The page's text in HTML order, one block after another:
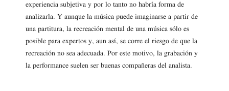
experiencia subjetiva y por lo tanto no habría forma de
analizarla. Y aunque la música puede imaginarse a partir de
una partitura, la recreación mental de una música sólo es
posible para expertos y, aun así, se corre el riesgo de que la
recreación no sea adecuada. Por este motivo, la grabación y
la performance suelen ser buenas compañeras del analista.